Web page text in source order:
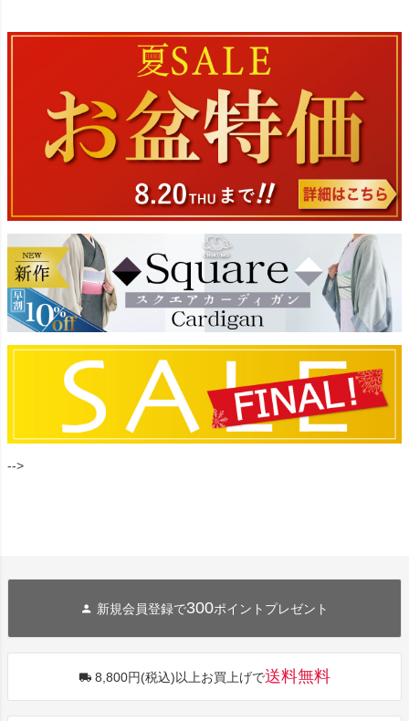
-->
新規会員登録で300ポイントプレゼント
8,800円(税込)以上お買上げで送料無料